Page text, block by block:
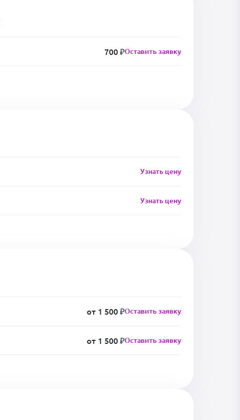
700 ₽Оставить заявку
Узнать цену
Узнать цену
от 1 500 ₽Оставить заявку
от 1 500 ₽Оставить заявку